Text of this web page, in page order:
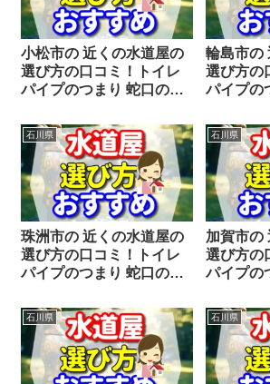
小松市の 近くの水道屋の
選び方の口コミ！トイレ
パイプのつまり 蛇口の水
ェックすることをシェア
します。
輪島市の
選び方の
パイプの
ェックす
します。
石川県
珠洲市の 近くの水道屋の
選び方の口コミ！トイレ
パイプのつまり 蛇口の水
ェックすることをシェア
します。
石川県
加賀市の
選び方の
パイプの
ェックす
します。
石川県 石川県